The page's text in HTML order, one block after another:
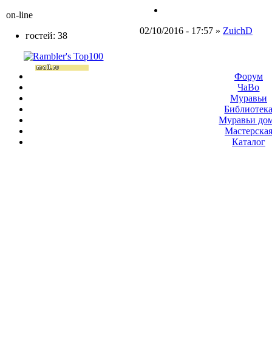
02/10/2016 - 17:57 » ZuichD
on-line
гостей: 38
Форум
ЧаВо
Муравьи
Муравьи
Мастерская
Каталог